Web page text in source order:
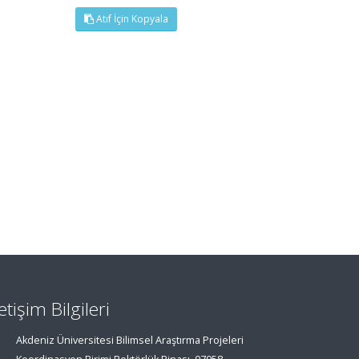
Atıf İçin Kopyala
Bilgileri
Akdeniz Üniversitesi Bilimsel Araştırma Projeleri